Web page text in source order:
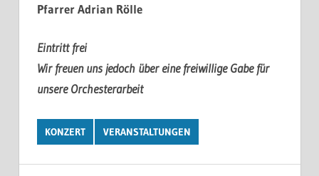
Pfarrer Adrian Rölle
Eintritt frei
Wir freuen uns jedoch über eine freiwillige Gabe für
unsere Orchesterarbeit
KONZERT VERANSTALTUNGEN